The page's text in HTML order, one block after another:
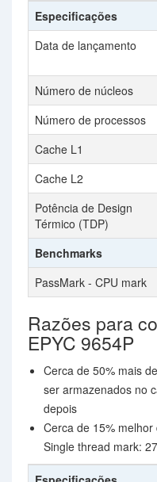
Especificações
Data de lançamento
Número de núcleos
Número de processos
Cache L1
Cache L2
Potência de Design
Térmico (TDP)
Benchmarks
PassMark - CPU mark
Razões para
EPYC 9654P
Cerca de 50% mais
ser armazenados no
depois
Cerca de 15%
Single thread mark: